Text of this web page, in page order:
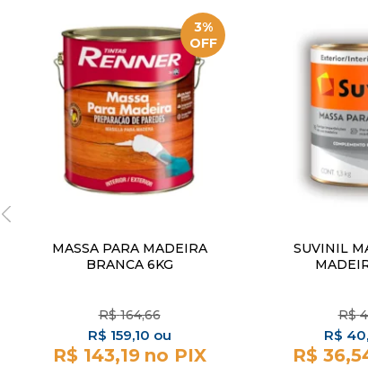
3%
OFF
MASSA PARA MADEIRA
BRANCA 6KG
R$ 164,66
R$ 159,10
R$ 143,19
SUVINIL
R$
R$
R$